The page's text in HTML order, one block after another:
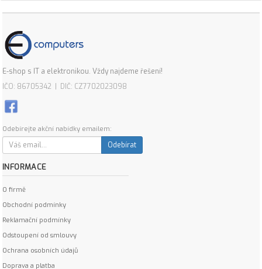
E-shop s IT a elektronikou. Vždy najdeme řešení!
IČO: 86705342 | DIČ: CZ7702023098
Odebírejte akční nabídky emailem:
Odebírat
INFORMACE
O firmě
Obchodní podmínky
Reklamační podmínky
Odstoupení od smlouvy
Ochrana osobních údajů
Doprava a platba